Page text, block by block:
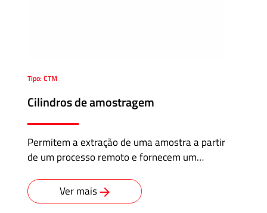
Tipo: CTM
Cilindros de amostragem
Permitem a extração de uma amostra a partir
de um processo remoto e fornecem um…
Ver mais